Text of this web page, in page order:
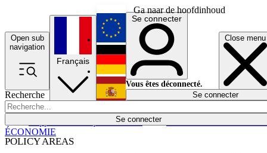
Ga naar de hoofdinhoud
Open sub
navigation
Close menu
Recherche
Se connecter
POLICY AREAS
Économie
Français
English
Deutsch
Español
Se connecter
Vous êtes déconnecté.
Se connecter
ÉCONOMIE